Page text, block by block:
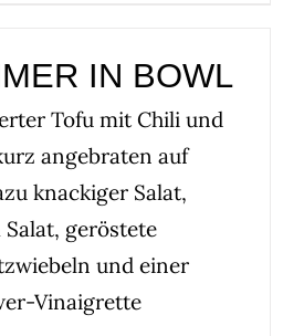
IN BOWL
Tofu mit Chili und
angebraten auf
knackiger Salat,
geröstete
und einer
Vinaigrette